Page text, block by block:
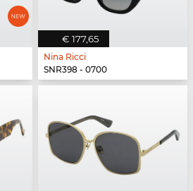
€ 177,65
Nina Ricci
SNR398 - 0700